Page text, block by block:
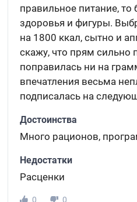
правильное питание,
здоровья и фигуры.
на 1800 ккал, сытно и
скажу, что прям сильно
поправилась ни на
впечатления весьма
подписалась на
Достоинства
Много рационов,
Недостатки
Расценки
0
0